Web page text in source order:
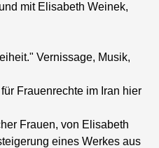
mit Elisabeth Weinek,
Vernissage, Musik,
Frauenrechte im Iran hier
Frauen, von Elisabeth
eines Werkes aus